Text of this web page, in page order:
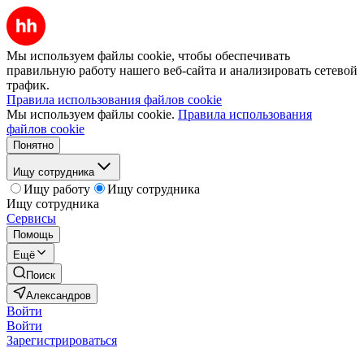
Мы используем файлы cookie, чтобы обеспечивать
правильную работу нашего веб-сайта и анализировать сетевой
трафик.
Правила использования файлов cookie
Мы используем файлы cookie. Правила использования
файлов cookie
Понятно
Ищу сотрудника
Ищу работу
Ищу сотрудника
Ищу сотрудника
Сервисы
Помощь
Ещё
Поиск
Александров
Войти
Войти
Зарегистрироваться